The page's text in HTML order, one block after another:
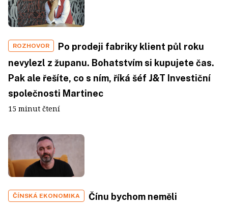
ROZHOVOR
Po prodeji fabriky klient půl roku
nevylezl z županu. Bohatstvím si kupujete čas.
Pak ale řešíte, co s ním, říká šéf J&T Investiční
společnosti Martinec
15 minut čtení
ČÍNSKÁ EKONOMIKA
Čínu bychom neměli